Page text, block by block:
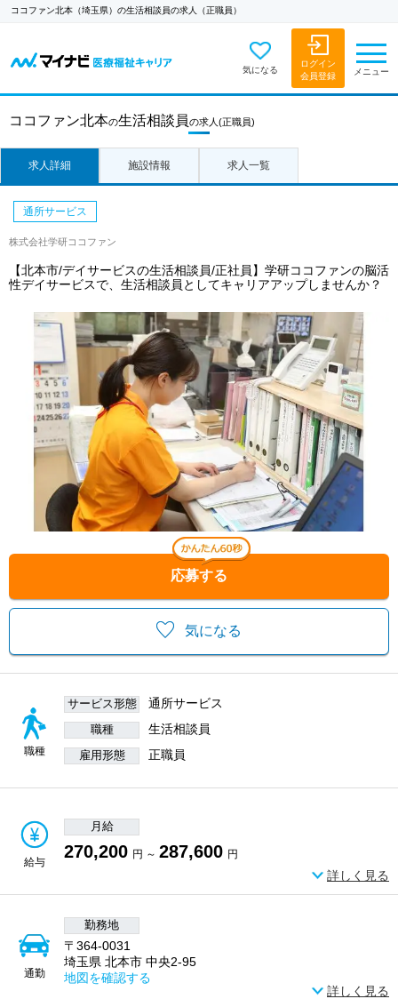
ココファン北本（埼玉県）の生活相談員の求人（正職員）
気になる
ログイン
会員登録
メニュー
ココファン北本の生活相談員の求人 (正職員)
求人詳細 施設情報 求人一覧
気になる
応募する
通所サービス
株式会社学研ココファン
【北本市/デイサービスの生活相談員/正社員】学研ココファンの脳活
性デイサービスで、生活相談員としてキャリアアップしませんか？
職種
サービス形態 通所サービス
職種 生活相談員
雇用形態 正職員
給与
月給
270,200 円 ～ 287,600 円
詳しく見る
通勤
勤務地
〒364-0031
埼玉県 北本市 中央2-95
地図を確認する
詳しく見る